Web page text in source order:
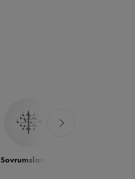
Sovrumslampa